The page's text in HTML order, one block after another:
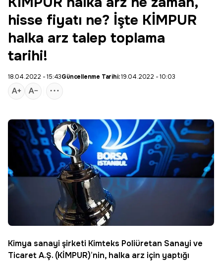
hisse fiyatı ne? İşte KİMPUR
halka arz talep toplama
tarihi!
18.04.2022 - 15:43Güncellenme Tarihi:19.04.2022 - 10:03
Kimya sanayi şirketi Kimteks Poliüretan Sanayi ve
Ticaret A.Ş. (KİMPUR)’nin, halka arz için yaptığı